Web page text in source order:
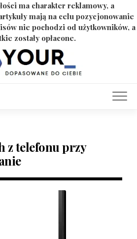
ma charakter reklamowy, a
mają na celu pozycjonowanie
nie pochodzi od użytkowników, a
zostały opłacone.
z telefonu przy